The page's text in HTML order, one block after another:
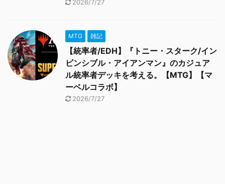
2026/7/27
MTG 雑記
【統率者/EDH】『トニー・スターク/イン
ビンシブル・アイアンマン』のカジュア
ル統率者デッキを考える。【MTG】【マ
ーベルコラボ】
2026/7/27